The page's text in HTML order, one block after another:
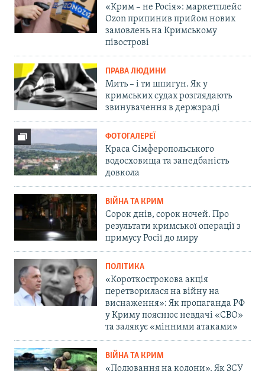
«Крим – не Росія»: маркетплейс
Ozon припинив прийом нових
замовлень на Кримському
півострові
ПРАВА ЛЮДИНИ
Мить – і ти шпигун. Як у
кримських судах розглядають
звинувачення в держзраді
ФОТОГАЛЕРЕЇ
Краса Сімферопольського
водосховища та занедбаність
довкола
ВІЙНА ТА КРИМ
Сорок днів, сорок ночей. Про
результати кримської операції з
примусу Росії до миру
ПОЛІТИКА
«Короткострокова акція
перетворилася на війну на
виснаження»: Як пропаганда РФ
у Криму пояснює невдачі «СВО»
та залякує «мінними атаками»
ВІЙНА ТА КРИМ
«Полювання на колони». Як ЗСУ